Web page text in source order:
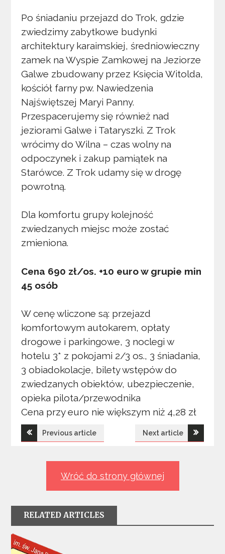
Po śniadaniu przejazd do Trok, gdzie
zwiedzimy zabytkowe budynki
architektury karaimskiej, średniowieczny
zamek na Wyspie Zamkowej na Jeziorze
Galwe zbudowany przez Księcia Witolda,
kościół farny pw. Nawiedzenia
Najświętszej Maryi Panny.
Przespacerujemy się również nad
jeziorami Galwe i Tataryszki. Z Trok
wrócimy do Wilna – czas wolny na
odpoczynek i zakup pamiątek na
Starówce. Z Trok udamy się w drogę
powrotną.
Dla komfortu grupy kolejność
zwiedzanych miejsc może zostać
zmieniona.
Cena 690 zł/os. +10 euro w grupie min
45 osób
W cenę wliczone są: przejazd
komfortowym autokarem, opłaty
drogowe i parkingowe, 3 noclegi w
hotelu 3* z pokojami 2/3 os., 3 śniadania,
3 obiadokolacje, bilety wstępów do
zwiedzanych obiektów, ubezpieczenie,
opieka pilota/przewodnika
Cena przy euro nie większym niż 4,28 zł
Nawigacja
Previous article Next article
Wróć do strony głównej
RELATED ARTICLES